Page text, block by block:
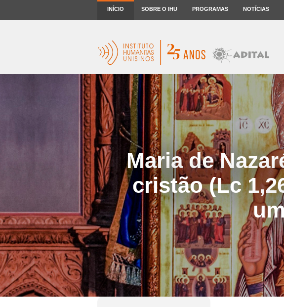
INÍCIO SOBRE O IHU PROGRAMAS NOTÍCIAS
Maria de
cristão (Lc